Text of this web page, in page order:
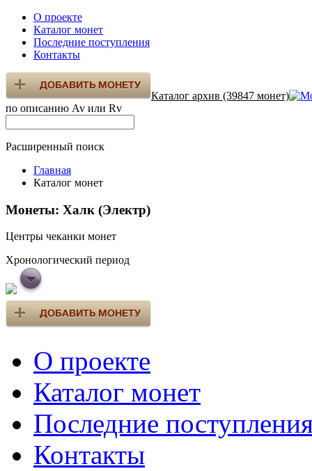
О проекте
Каталог монет
Последние поступления
Контакты
Каталог архив (39847 монет)
по описанию Av или Rv
Расширенный поиск
Главная
Каталог монет
Монеты: Халк (Электр)
Центры чеканки монет
Хронологический период
О проекте
Каталог монет
Последние
Контакты